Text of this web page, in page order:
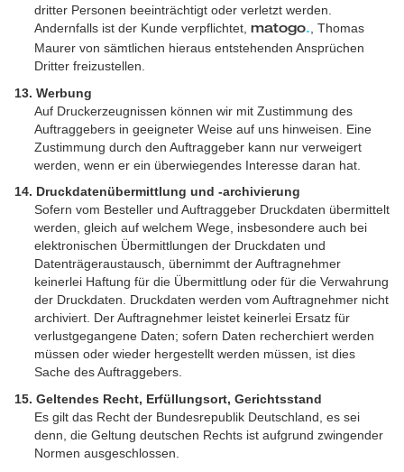
dritter Personen beeinträchtigt oder verletzt werden.
Andernfalls ist der Kunde verpflichtet,matogo.
, Thomas
Maurer von sämtlichen hieraus entstehenden Ansprüchen
Dritter freizustellen.
13. Werbung
Auf Druckerzeugnissen können wir mit Zustimmung des
Auftraggebers in geeigneter Weise auf uns hinweisen. Eine
Zustimmung durch den Auftraggeber kann nur verweigert
werden, wenn er ein überwiegendes Interesse daran hat.
14. Druckdatenübermittlung und -archivierung
Sofern vom Besteller und Auftraggeber Druckdaten übermittelt
werden, gleich auf welchem Wege, insbesondere auch bei
elektronischen Übermittlungen der Druckdaten und
Datenträgeraustausch, übernimmt der Auftragnehmer
keinerlei Haftung für die Übermittlung oder für die Verwahrung
der Druckdaten. Druckdaten werden vom Auftragnehmer nicht
archiviert. Der Auftragnehmer leistet keinerlei Ersatz für
verlustgegangene Daten; sofern Daten recherchiert werden
müssen oder wieder hergestellt werden müssen, ist dies
Sache des Auftraggebers.
15. Geltendes Recht, Erfüllungsort, Gerichtsstand
Es gilt das Recht der Bundesrepublik Deutschland, es sei
denn, die Geltung deutschen Rechts ist aufgrund zwingender
Normen ausgeschlossen.